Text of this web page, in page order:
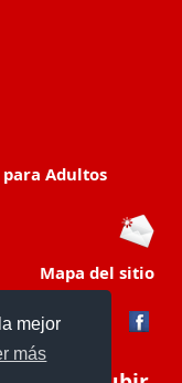
mejor
más
Adultos
Mapa del sitio